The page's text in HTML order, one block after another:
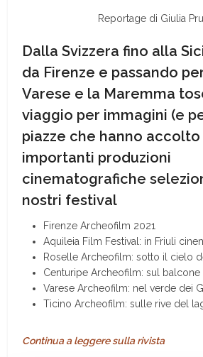
Reportage di Giulia
Dalla Svizzera fino alla
da Firenze e passando
Varese e la Maremma
viaggio per immagini (e
piazze che hanno accolto
importanti produzioni
cinematografiche
nostri festival
Firenze Archeofilm 2021
Aquileia Film Festival: in Friuli
Roselle Archeofilm: sotto il cielo
Centuripe Archeofilm: sul balcone
Varese Archeofilm: nel verde dei
Ticino Archeofilm: sulle rive del
Continua a leggere sulla rivista